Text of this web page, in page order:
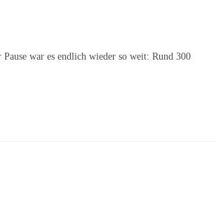
war es endlich wieder so weit: Rund 300